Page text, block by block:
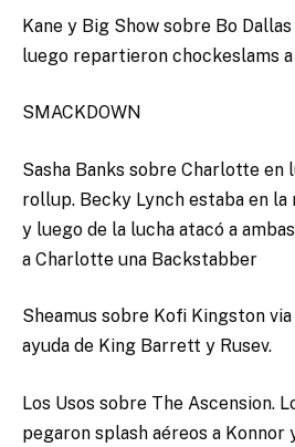
Kane y Big Show sobre Bo
luego repartieron chockeslams
SMACKDOWN
Sasha Banks sobre Charlotte en
rollup. Becky Lynch estaba en la
y luego de la lucha atacó a
a Charlotte una Backstabber
Sheamus sobre Kofi Kingston
ayuda de King Barrett y Rusev.
Los Usos sobre The Ascension.
pegaron splash aéreos a